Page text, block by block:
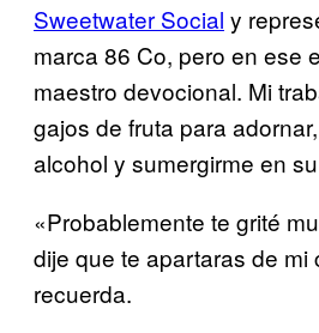
Sweetwater Social y
marca 86 Co, pero en ese
maestro devocional. Mi
gajos de fruta para
alcohol y sumergirme en
«Probablemente te grité
dije que te apartaras de mi
recuerda.